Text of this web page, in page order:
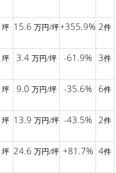
坪 15.6 万円/坪+355.9% 2件
坪 3.4 万円/坪 -61.9% 3件
坪 9.0 万円/坪 -35.6% 6件
坪 13.9 万円/坪 -43.5% 2件
坪 24.6 万円/坪 +81.7% 4件